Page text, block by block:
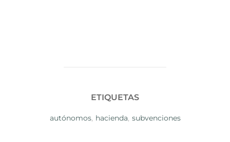
ETIQUETAS
autónomos, hacienda, subvenciones